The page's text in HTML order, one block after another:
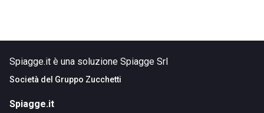
Spiagge.it è una soluzione Spiagge Srl
Società del Gruppo Zucchetti
Spiagge.it